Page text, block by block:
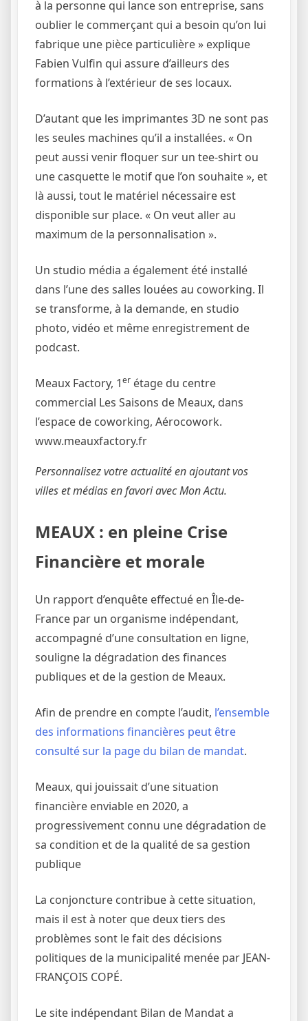
à la personne qui lance son entreprise, sans
oublier le commerçant qui a besoin qu’on lui
fabrique une pièce particulière » explique
Fabien Vulfin qui assure d’ailleurs des
formations à l’extérieur de ses locaux.
D’autant que les imprimantes 3D ne sont pas
les seules machines qu’il a installées. « On
peut aussi venir floquer sur un tee-shirt ou
une casquette le motif que l’on souhaite », et
là aussi, tout le matériel nécessaire est
disponible sur place. « On veut aller au
maximum de la personnalisation ».
Un studio média a également été installé
dans l’une des salles louées au coworking. Il
se transforme, à la demande, en studio
photo, vidéo et même enregistrement de
podcast.
Meaux Factory, 1er étage du centre
commercial Les Saisons de Meaux, dans
l’espace de coworking, Aérocowork.
www.meauxfactory.fr
Personnalisez votre actualité en ajoutant vos
villes et médias en favori avec Mon Actu.
MEAUX : en pleine Crise
Financière et morale
Un rapport d’enquête effectué en Île-de-
France par un organisme indépendant,
accompagné d’une consultation en ligne,
souligne la dégradation des finances
publiques et de la gestion de Meaux.
Afin de prendre en compte l’audit, l’ensemble
des informations financières peut être
consulté sur la page du bilan de mandat.
Meaux, qui jouissait d’une situation
financière enviable en 2020, a
progressivement connu une dégradation de
sa condition et de la qualité de sa gestion
publique
La conjoncture contribue à cette situation,
mais il est à noter que deux tiers des
problèmes sont le fait des décisions
politiques de la municipalité menée par JEAN-
FRANÇOIS COPÉ.
Le site indépendant Bilan de Mandat a